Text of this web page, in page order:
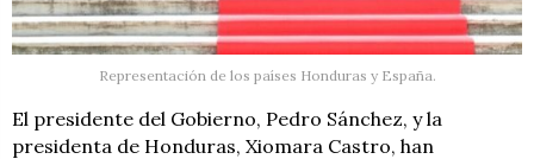
Representación de los países Honduras y España.
El presidente del Gobierno, Pedro Sánchez, y la
presidenta de Honduras, Xiomara Castro, han